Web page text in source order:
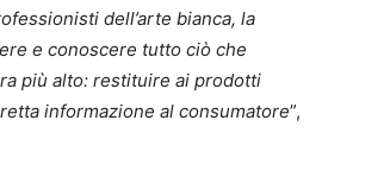
dell’arte bianca, la
e conoscere tutto ciò che
più alto: restituire ai prodotti
informazione al consumatore”,